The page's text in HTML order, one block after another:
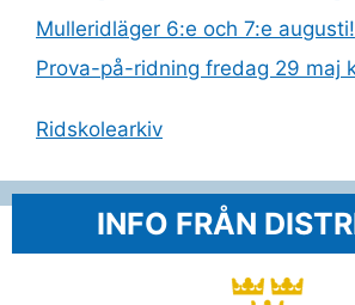
Mulleridläger 6:e och 7:e augusti!
Prova-på-ridning fredag 29 maj
Ridskolearkiv
INFO FRÅN